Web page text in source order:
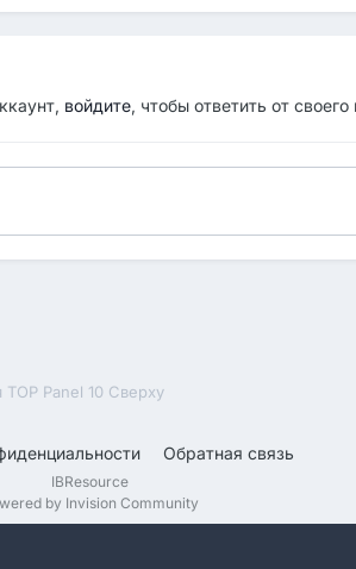
войдите, чтобы ответить от
Panel 10 Сверху
Обратная связь
IBResource
by Invision Community